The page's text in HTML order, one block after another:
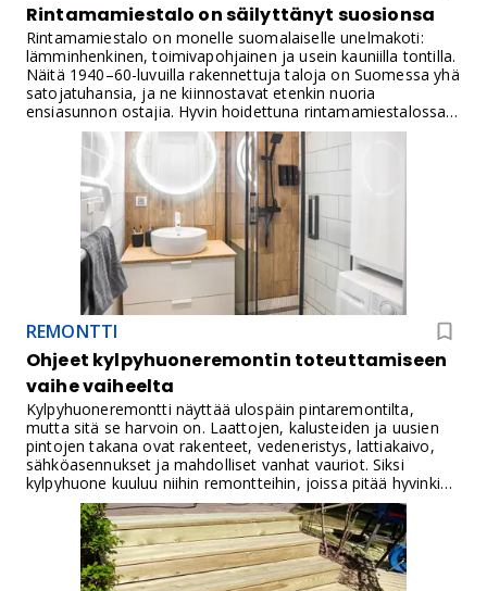
Rintamamiestalo on säilyttänyt suosionsa
Rintamamiestalo on monelle suomalaiselle unelmakoti:
lämminhenkinen, toimivapohjainen ja usein kauniilla tontilla.
Näitä 1940–60-luvuilla rakennettuja taloja on Suomessa yhä
satojatuhansia, ja ne kiinnostavat etenkin nuoria
ensiasunnon ostajia. Hyvin hoidettuna rintamamiestalossa
on mahdollista asua mukavasti vuosikymmeniä, mutta
vanhan talon ostaminen vaatii harkintaa, tietoa ja usein
myös remontointia.Tässä artikkelissa käymme läpi,
millainen on tyypillinen rintamamiestalo, mitä
korjaustarpeita kannattaa odottaa ja miten talosta saa
nykyaikaisen kodin.
REMONTTI
Ohjeet kylpyhuoneremontin toteuttamiseen
vaihe vaiheelta
Kylpyhuoneremontti näyttää ulospäin pintaremontilta,
mutta sitä se harvoin on. Laattojen, kalusteiden ja uusien
pintojen takana ovat rakenteet, vedeneristys, lattiakaivo,
sähköasennukset ja mahdolliset vanhat vauriot. Siksi
kylpyhuone kuuluu niihin remontteihin, joissa pitää hyvinkin
paikkansa sanonta: "hyvin suunniteltu on puoliksi tehty".